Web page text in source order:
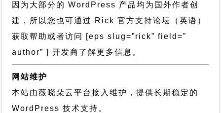
因为大部分的 WordPress 产品均为国外作者创
建，所以您也可通过 Rick 官方支持论坛
（英语）
获取帮助或者访问 [eps slug=”rick” field=”
author” ] 开发商了解更多信息。
网站维护
本站由薇晓朵云平台接入维护，提供长期稳定的
WordPress 技术支持 。